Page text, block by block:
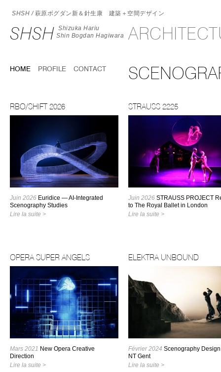
SHSH /萩原ボグダン新＆針生康 建築＋空間デザイン
SHSH Shizuka Hariu
Shin Bogdan Hagiwara
HOME PROFILE CONTACT
RBO/SHIFT 2026
Juin 2026 Euridice — AI-Integrated
Scenography Studies
Lire la suite >
STRAUSS 2225
Juin 2026 STRAUSS PROJECT
to The Royal Ballet in London
Lire la suite >
OPERA SUPER ANGELS
Mars 2021 New Opera Creative
Direction
Lire la suite >
ELEKTRA UNBOUND
Février 2024 Scenography
NT Gent
Lire la suite >